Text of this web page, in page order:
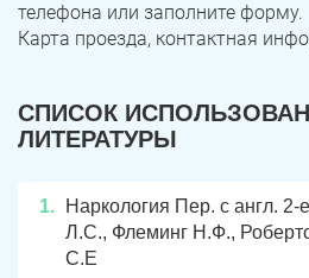
телефона или заполните форму.
Карта проезда, контактная
СПИСОК
ЛИТЕРАТУРЫ
Наркология Пер. с англ.
Л.С., Флеминг Н.Ф.,
С.Е